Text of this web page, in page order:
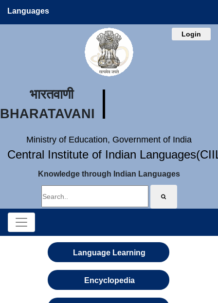
Languages
Login
भारतवाणी
BHARATAVANI
Ministry of Education, Government of India
Central Institute of Indian
Knowledge through Indian Languages
Language Learning
Encyclopedia